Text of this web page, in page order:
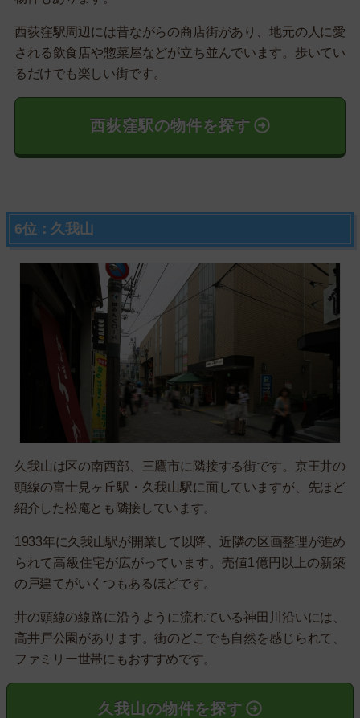
西荻窪駅周辺には昔ながらの商店街があり、地元の人に愛
される飲食店や惣菜屋などが立ち並んでいます。歩いてい
るだけでも楽しい街です。
西荻窪駅の物件を探す
6位：久我山
久我山は区の南西部、三鷹市に隣接する街です。京王井の
頭線の富士見ヶ丘駅・久我山駅に面していますが、先ほど
紹介した松庵とも隣接しています。
1933年に久我山駅が開業して以降、近隣の区画整理が進め
られて高級住宅が広がっています。売値1億円以上の新築
の戸建てがいくつもあるほどです。
井の頭線の線路に沿うように流れている神田川沿いには、
高井戸公園があります。街のどこでも自然を感じられて、
ファミリー世帯にもおすすめです。
久我山の物件を探す